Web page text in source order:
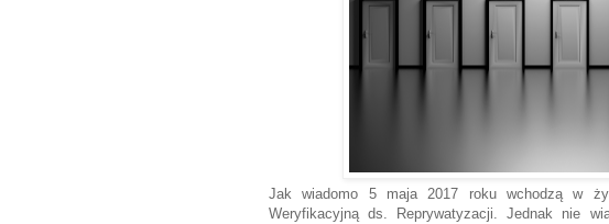
Jak wiadomo 5 maja 2017 roku wchodzą w
Weryfikacyjną ds. Reprywatyzacji. Jednak nie